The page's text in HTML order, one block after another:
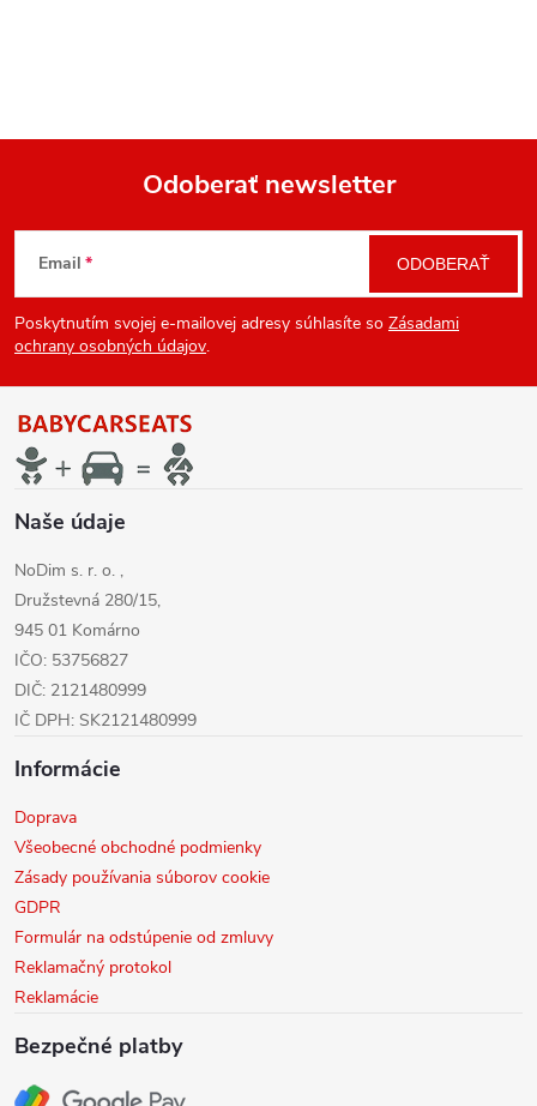
Z
á
p
ä
e
Odoberať newsletter
Email
Poskytnutím svojej e-mailovej adresy súhlasíte so Zásadami
ochrany osobných údajov.
ODOBERAŤ
Naše údaje
NoDim s. r. o. ,
Družstevná 280/15,
945 01 Komárno
IČO: 53756827
DIČ: 2121480999
IČ DPH: SK2121480999
Informácie
Doprava
Všeobecné obchodné podmienky
Zásady používania súborov cookie
GDPR
Formulár na odstúpenie od zmluvy
Reklamačný protokol
Reklamácie
Bezpečné platby